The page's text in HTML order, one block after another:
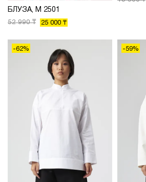
БЛУЗА, М 2501
52 990 ₸
25 000 ₸
-62% -59%